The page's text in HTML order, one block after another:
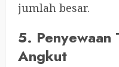
jumlah besar.
5. Penyewaan
Angkut